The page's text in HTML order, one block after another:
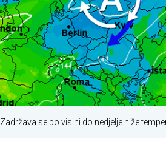
Zadržava se po visini do nedjelje niže